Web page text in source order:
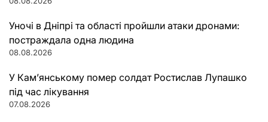
Уночі в Дніпрі та області пройшли атаки дронами:
постраждала одна людина
08.08.2026
У Кам’янському помер солдат Ростислав Лупашко
під час лікування
07.08.2026